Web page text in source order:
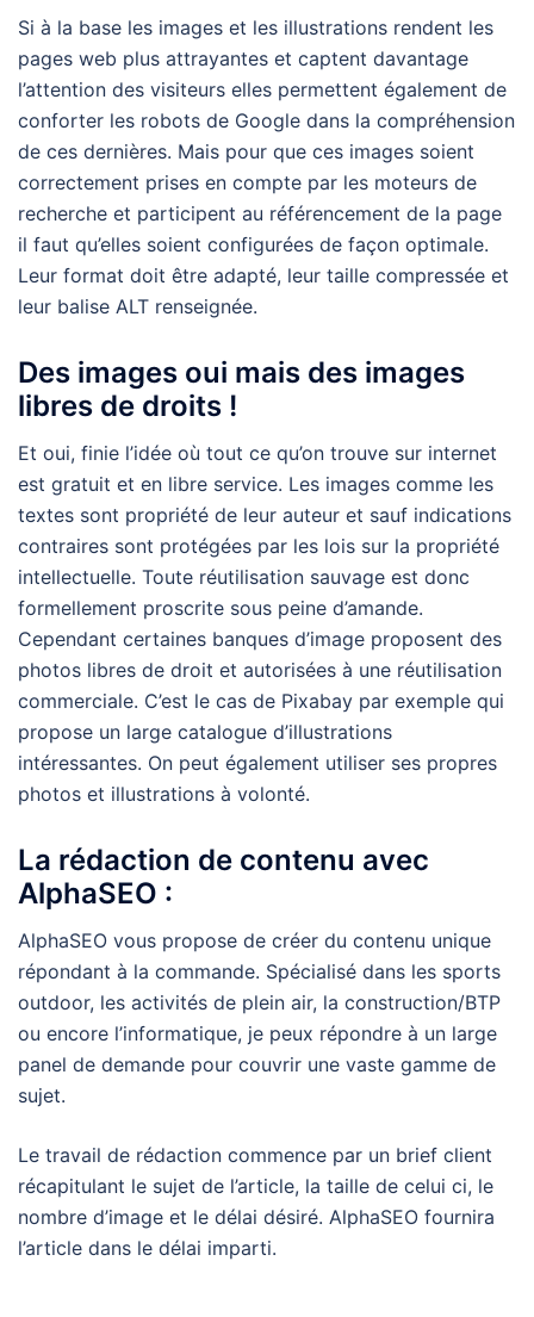
Si à la base les images et les illustrations rendent les
pages web plus attrayantes et captent davantage
l’attention des visiteurs elles permettent également de
conforter les robots de Google dans la compréhension
de ces dernières. Mais pour que ces images soient
correctement prises en compte par les moteurs de
recherche et participent au référencement de la page
il faut qu’elles soient configurées de façon optimale.
Leur format doit être adapté, leur taille compressée et
leur balise ALT renseignée.
Des images oui mais des images
libres de droits !
Et oui, finie l’idée où tout ce qu’on trouve sur internet
est gratuit et en libre service. Les images comme les
textes sont propriété de leur auteur et sauf indications
contraires sont protégées par les lois sur la propriété
intellectuelle. Toute réutilisation sauvage est donc
formellement proscrite sous peine d’amande.
Cependant certaines banques d’image proposent des
photos libres de droit et autorisées à une réutilisation
commerciale. C’est le cas de Pixabay par exemple qui
propose un large catalogue d’illustrations
intéressantes. On peut également utiliser ses propres
photos et illustrations à volonté.
La rédaction de contenu avec
AlphaSEO :
AlphaSEO vous propose de créer du contenu unique
répondant à la commande. Spécialisé dans les sports
outdoor, les activités de plein air, la construction/BTP
ou encore l’informatique, je peux répondre à un large
panel de demande pour couvrir une vaste gamme de
sujet.
Le travail de rédaction commence par un brief client
récapitulant le sujet de l’article, la taille de celui ci, le
nombre d’image et le délai désiré. AlphaSEO fournira
l’article dans le délai imparti.